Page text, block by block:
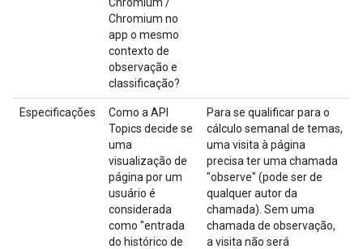
Chromium no
app o mesmo
contexto de
observação e
classificação?
Especificações
Como a API
Topics decide se
uma
visualização de
página por um
usuário é
considerada
como "entrada
do histórico de
Para se qualificar para o
cálculo semanal de temas,
uma visita à página
precisa ter uma chamada
"observe" (pode ser de
qualquer autor da
chamada). Sem uma
chamada de observação,
a visita não será